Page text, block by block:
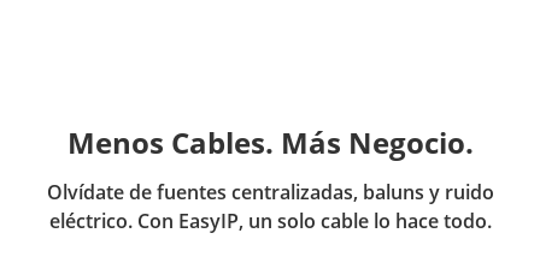
Menos Cables. Más Negocio.
Olvídate de fuentes centralizadas, baluns y ruido
eléctrico. Con EasyIP, un solo cable lo hace todo.